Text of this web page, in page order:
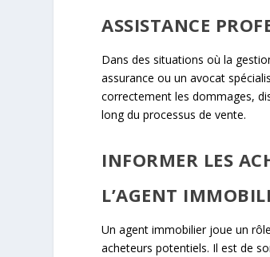
ASSISTANCE
Dans des situations où la
assurance ou un avocat
correctement les dommages,
long du processus de vente.
INFORMER LES
L’AGENT
Un agent immobilier joue un
acheteurs potentiels. Il est de